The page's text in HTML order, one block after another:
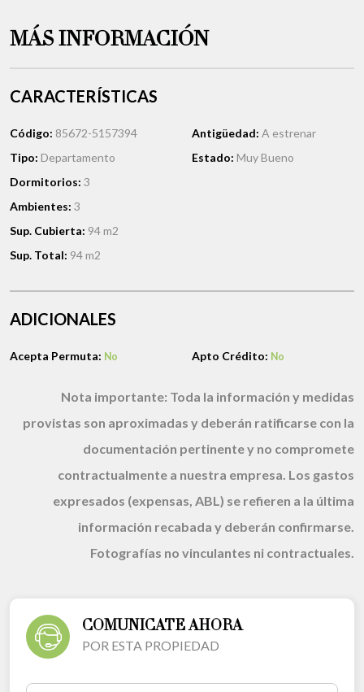
MÁS INFORMACIÓN
CARACTERÍSTICAS
Código: 85672-5157394
Tipo: Departamento
Dormitorios: 3
Ambientes: 3
Antigüedad: A estrenar
Estado: Muy Bueno
Sup. Cubierta: 94 m2
Sup. Total: 94 m2
ADICIONALES
Acepta Permuta: No Apto Crédito: No
Nota importante: Toda la información y medidas
provistas son aproximadas y deberán ratificarse con la
documentación pertinente y no compromete
contractualmente a nuestra empresa. Los gastos
expresados (expensas, ABL) se refieren a la última
información recabada y deberán confirmarse.
Fotografías no vinculantes ni contractuales.
COMUNICATE AHORA
POR ESTA PROPIEDAD